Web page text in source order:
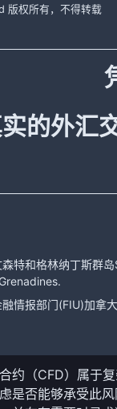
版权所有，不得转载
的外汇
特和格林纳丁斯群
情报部门(FIU)加拿
约（CFD）属于
是否能够承受此